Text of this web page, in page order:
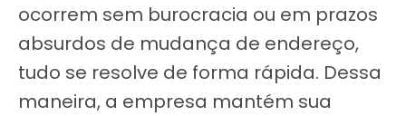
ocorrem sem burocracia ou em prazos
absurdos de mudança de endereço,
tudo se resolve de forma rápida. Dessa
maneira, a empresa mantém sua